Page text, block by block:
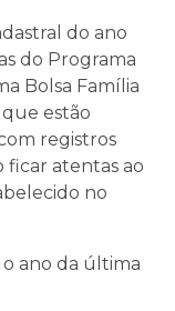
do ano
do Programa
Bolsa Família
que estão
registros
ficar atentas ao
no
ano da última